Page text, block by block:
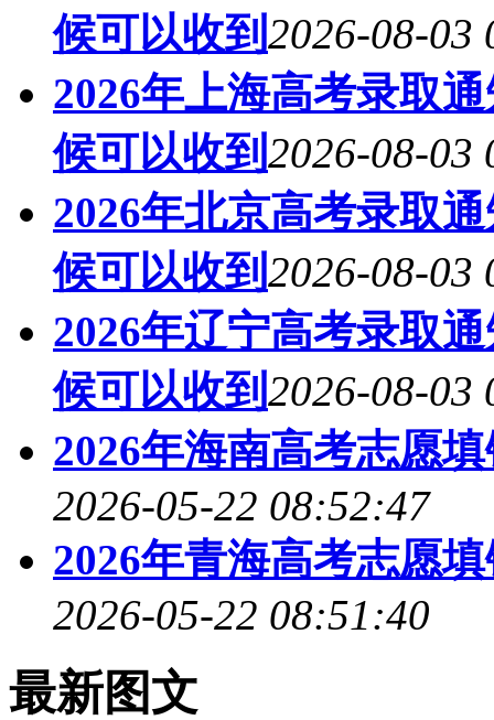
候可以收到 2026-08-03
2026年上海高考录取
候可以收到 2026-08-03
2026年北京高考录取
候可以收到 2026-08-03
2026年辽宁高考录取
候可以收到 2026-08-03
2026年海南高考志愿
2026-05-22 08:52:47
2026年青海高考志愿
2026-05-22 08:51:40
最新图文